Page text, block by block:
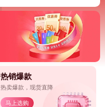
热销爆款
热卖爆款，现货直降
马上选购